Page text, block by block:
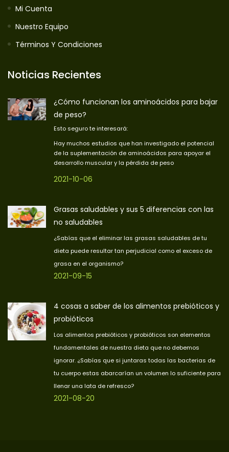
Mi Cuenta
Nuestro Equipo
Términos Y Condiciones
Noticias Recientes
¿Cómo funcionan los aminoácidos para bajar
de peso?
Esto seguro te interesará:
Hay muchos estudios que han investigado el potencial
de la suplementación de aminoácidos para apoyar el
desarrollo muscular y la pérdida de peso
2021-10-06
Grasas saludables y sus 5 diferencias con las
no saludables
¿Sabías que el eliminar las grasas saludables de tu
dieta puede resultar tan perjudicial como el exceso de
grasa en el organismo?
2021-09-15
4 cosas a saber de los alimentos prebióticos y
probióticos
Los alimentos prebióticos y probióticos son elementos
fundamentales de nuestra dieta que no debemos
ignorar. ¿Sabías que si juntaras todas las bacterias de
tu cuerpo estas abarcarían un volumen lo suficiente para
llenar una lata de refresco?
2021-08-20